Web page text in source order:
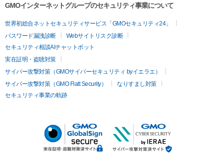
GMOインターネットグループのセキュリティ事業について
世界初総合ネットセキュリティサービス「GMOセキュリティ24」
パスワード漏洩診断
Webサイトリスク診断
セキュリティ相談AIチャットボット
実在証明・盗聴対策
サイバー攻撃対策（GMOサイバーセキュリティ byイエラエ）
サイバー攻撃対策（GMO Flatt Security）
なりすまし対策
セキュリティ事業の軌跡